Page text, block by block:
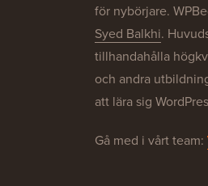
för nybörjare.
Syed Balkhi.
tillhandahålla
och andra
att lära sig
Gå med i vårt team: